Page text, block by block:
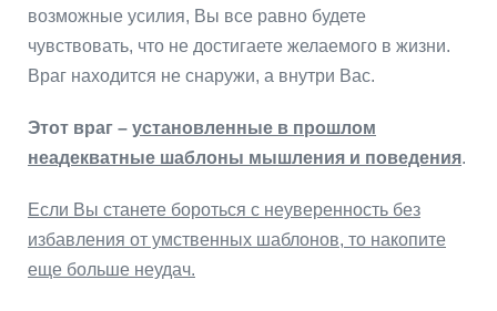
возможные усилия, Вы все равно будете
чувствовать, что не достигаете желаемого в жизни.
Враг находится не снаружи, а внутри Вас.
Этот враг – установленные в прошлом
неадекватные шаблоны мышления и поведения.
Если Вы станете бороться с неуверенность без
избавления от умственных шаблонов, то накопите
еще больше неудач.